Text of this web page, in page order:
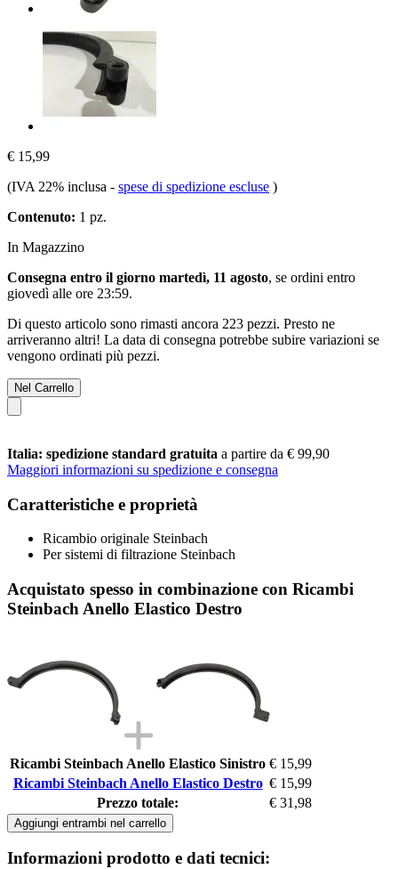
€ 15,99
(IVA 22% inclusa - spese di spedizione escluse )
Contenuto: 1 pz.
In Magazzino
Consegna entro il giorno martedì, 11 agosto, se ordini entro
giovedì alle ore 23:59.
Di questo articolo sono rimasti ancora 223 pezzi. Presto ne
arriveranno altri! La data di consegna potrebbe subire variazioni se
vengono ordinati più pezzi.
Nel Carrello
Italia: spedizione standard gratuita a partire da € 99,90
Maggiori informazioni su spedizione e consegna
Caratteristiche e proprietà
Ricambio originale Steinbach
Per sistemi di filtrazione Steinbach
Acquistato spesso in combinazione con Ricambi
Steinbach Anello Elastico Destro
Ricambi Steinbach Anello Elastico Sinistro € 15,99
Ricambi Steinbach Anello Elastico Destro € 15,99
Prezzo totale:
€ 31,98
Aggiungi entrambi nel carrello
Informazioni prodotto e dati tecnici: